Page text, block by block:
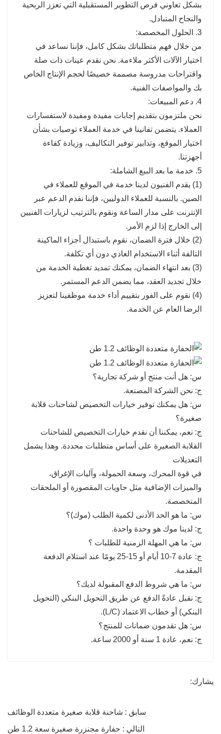
بشكل تعاوني فرص التطوير المستقبلية التي تعزز الربحية
والنجاح المتبادل.
3. الحلول المخصصة:
من خلال فهم متطلباتك بشكل كامل، فإننا نساعد في
اختيار الآلات الأكثر ملاءمة. نحن نقدم عينات ذات صلة
واقتراحات مدروسة مصممة خصيصًا لحجم الإنتاج الخاص
بك والمواصفات الفنية.
4. دعم المبيعات:
نحن ملتزمون بتقديم إجابات مفيدة ومفيدة لاستفسارات
العملاء. يتضمن تفانينا في خدمة العملاء توصيات بشأن
اختيار الموقع، وتدابير توفير التكاليف، وزيادة كفاءة
أجهزتنا.
5. خدمة ما بعد البيع الشاملة:
(1) يقدم الفنيون لدينا خدمة في الموقع للعملاء في
الصين. بالنسبة للعملاء الدوليين، فإننا نقدم الدعم عبر
الإنترنت على مدار الساعة ونقوم بالترتيب لزيارات الفنيين
إلى الخارج إذا لزم الأمر.
(2) خلال فترة الضمان، نقوم باستبدال أجزاء الماكينة
التالفة أثناء الاستخدام العادي دون أي تكلفة.
(3) بعد انتهاء الضمان، يمكنك تمديد تغطية الخدمة من
خلال تجديد العقد، مما يضمن الدعم المستمر.
(4) نقوم على الفور بتقييم أداء خدمة موظفينا لتعزيز
الرضا العام عن الخدمة.
س: هل أنت منتج أو شركة تجارية؟
ج: نحن الشركة المصنعة.
س: هل يمكنك توفير خيارات التخصيص لشاحنات قلابة
صغيرة؟
ج: نعم، يمكننا أن نقدم خيارات التخصيص للشاحنات
القلابة الصغيرة على أساس متطلبات محددة. وهذا يشمل
التعديلات
في قوة المحرك، وسعة الحمولة، وآليات الإغراق،
والميزات الإضافية مثل حاويات المقصورة أو الملحقات
المتخصصة.
س: ما هو الحد الأدنى لكمية الطلب (موك)؟
ج: لدينا موك هو وحدة واحدة.
س: ما هي المهلة الزمنية للطلبات ؟
ج: عادة 7-10 أيام أو 15-25 يومًا عند استلام الدفعة
المقدمة.
س: ما هي شروط الدفع المقبولة لديك؟
ج: نقبل عادةً الدفع عن طريق التحويل البنكي (التحويل
البنكي) أو خطاب الاعتماد (L/C).
س: هل تقدمون ضمانات للمنتج؟
ج: نعم، عادة 1 سنة أو 2000 ساعة.
يشارك:
سابق : شاحنة قلابة صغيرة متعددة الوظائف
التالي : حفارة مجنزرة صغيرة سعة 1.2 طن